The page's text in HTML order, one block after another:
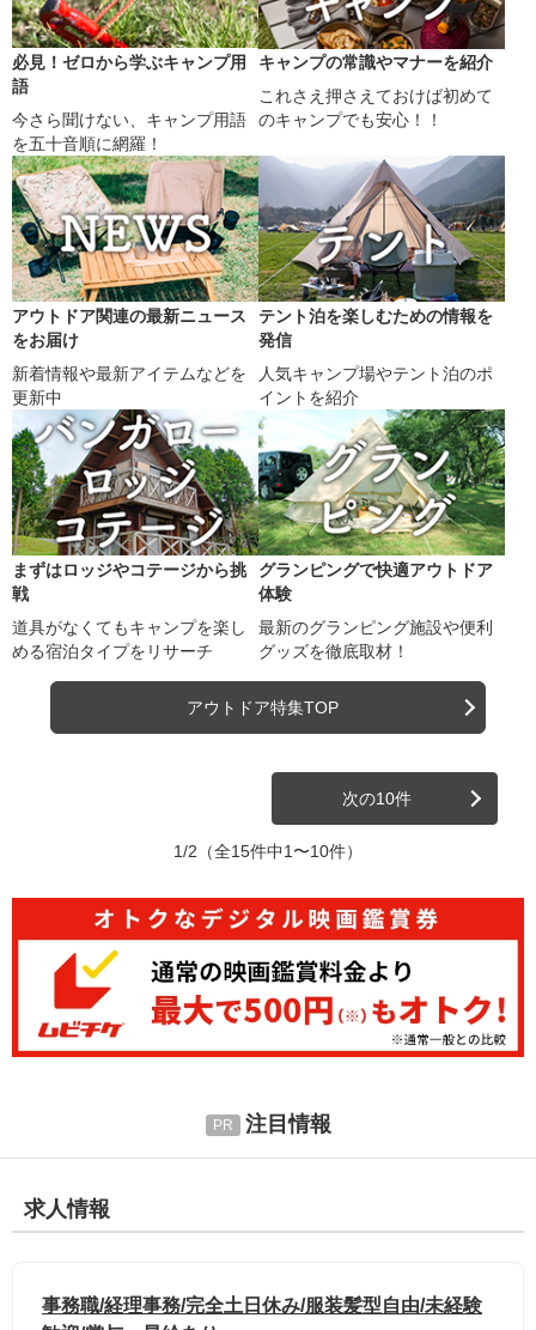
必見！ゼロから学ぶキャンプ用
語
今さら聞けない、キャンプ用語
を五十音順に網羅！
キャンプの常識やマナーを紹介
これさえ押さえておけば初めて
のキャンプでも安心！！
アウトドア関連の最新ニュース
をお届け
新着情報や最新アイテムなどを
更新中
テント泊を楽しむための情報を
発信
人気キャンプ場やテント泊のポ
イントを紹介
まずはロッジやコテージから挑
戦
道具がなくてもキャンプを楽し
める宿泊タイプをリサーチ
グランピングで快適アウトドア
体験
最新のグランピング施設や便利
グッズを徹底取材！
アウトドア特集TOP
次の10件
1/2 （全15件中1〜10件）
注目情報
求人情報
事務職/経理事務/完全土日休み/服装髪型自由/未経験